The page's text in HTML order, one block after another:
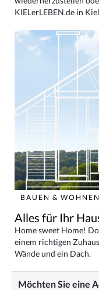
KIELerLEBEN.de in
BAUEN & WOHNEN
Alles für Ihr
Home sweet Home!
einem richtigen
Wände und ein Dach.
Möchten Sie eine